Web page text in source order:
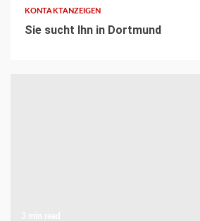
KONTAKTANZEIGEN
Sie sucht Ihn in Dortmund